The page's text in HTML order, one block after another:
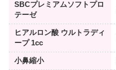
SBCプレミアムソフトプロ
テーゼ
ヒアルロン酸 ウルトラディ
ープ 1cc
小鼻縮小